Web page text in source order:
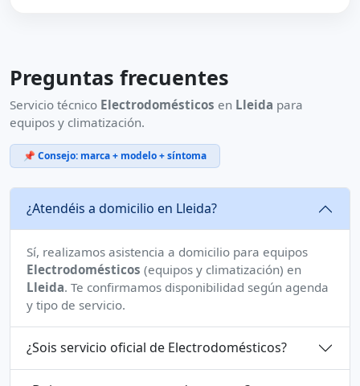
Preguntas frecuentes
Servicio técnico Electrodomésticos en Lleida para
equipos y climatización.
📌 Consejo: marca + modelo + síntoma
¿Atendéis a domicilio en Lleida?
Sí, realizamos asistencia a domicilio para equipos
Electrodomésticos (equipos y climatización) en
Lleida. Te confirmamos disponibilidad según agenda
y tipo de servicio.
¿Sois servicio oficial de Electrodomésticos?